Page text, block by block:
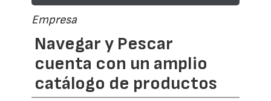
Empresa
Navegar y Pescar
cuenta con un amplio
catálogo de productos